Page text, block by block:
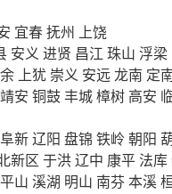
宜春抚州 上饶
安义 进贤 昌江 珠山 浮梁
上犹 崇义 安远 龙南 定
靖安 铜鼓丰城樟树 高安
阜新辽阳 盘锦 铁岭 朝阳
新区 于洪辽中 康平 法库
平山 溪湖 明山 南芬 本溪